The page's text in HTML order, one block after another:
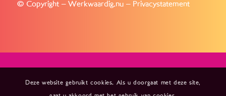
© Copyright – Werkwaardig.nu – Privacystatement
Deze website gebruikt cookies. Als u doorgaat met deze site,